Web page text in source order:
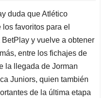
duda que Atlético
favoritos para el
y vuelve a obtener
entre los fichajes de
la llegada de Jorman
Juniors, quien también
de la última etapa